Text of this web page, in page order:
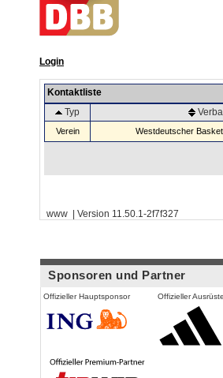
Login
Kontaktliste
Typ
Verein Westdeutscher
www | Version 11.50.1-2f7f327
Sponsoren und Partner
Offizieller Hauptsponsor Offizieller